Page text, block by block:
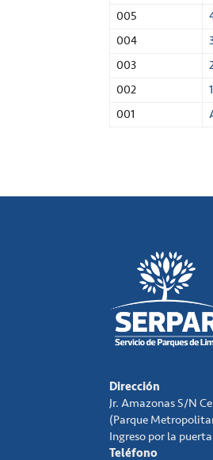
005
004
003
002
001
Dirección
Jr. Amazonas S/N
(Parque
Ingreso por la
Teléfono